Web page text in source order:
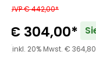
UVP € 442,00*
€ 304,00*
(inkl. 20% Mwst. €